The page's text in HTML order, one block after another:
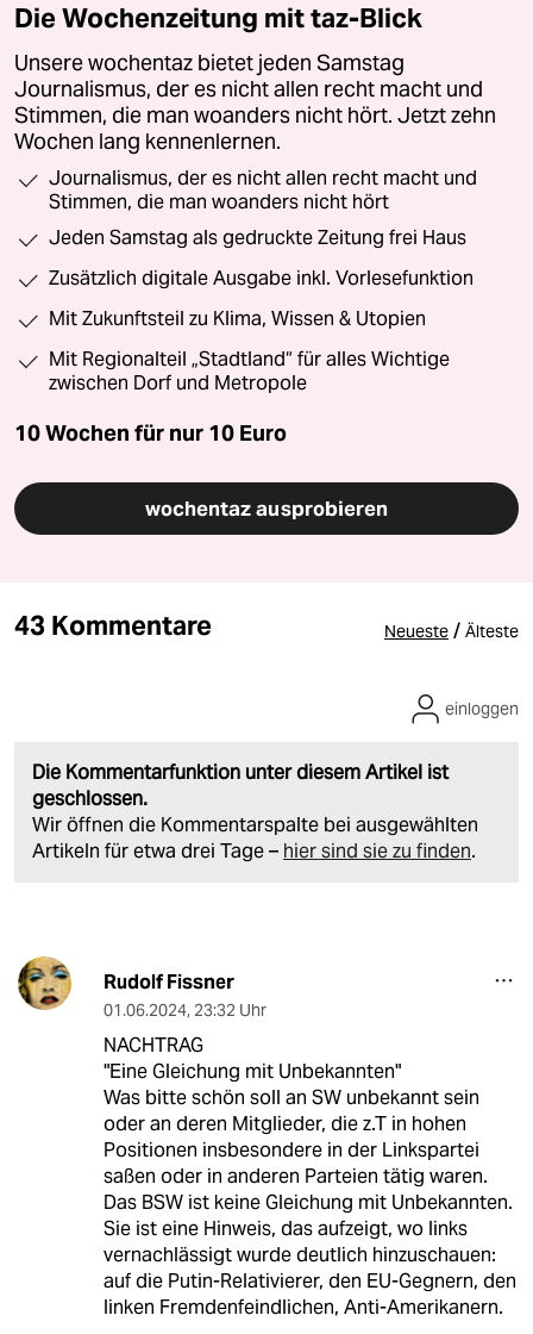
Die Wochenzeitung mit taz-Blick
Unsere wochentaz bietet jeden Samstag
Journalismus, der es nicht allen recht macht und
Stimmen, die man woanders nicht hört. Jetzt zehn
Wochen lang kennenlernen.
Journalismus, der es nicht allen recht macht und
Stimmen, die man woanders nicht hört
Jeden Samstag als gedruckte Zeitung frei Haus
Zusätzlich digitale Ausgabe inkl. Vorlesefunktion
Mit Zukunftsteil zu Klima, Wissen & Utopien
Mit Regionalteil „Stadtland“ für alles Wichtige
zwischen Dorf und Metropole
10 Wochen für nur 10 Euro
wochentaz ausprobieren
43 Kommentare Neueste / Älteste
Die Kommentarfunktion unter diesem Artikel ist
geschlossen.
Wir öffnen die Kommentarspalte bei ausgewählten
Artikeln für etwa drei Tage – hier sind sie zu finden.
einloggen
Rudolf Fissner
01.06.2024, 23:32 Uhr
NACHTRAG
"Eine Gleichung mit Unbekannten"
Was bitte schön soll an SW unbekannt sein
oder an deren Mitglieder, die z.T in hohen
Positionen insbesondere in der Linkspartei
saßen oder in anderen Parteien tätig waren.
Das BSW ist keine Gleichung mit Unbekannten.
Sie ist eine Hinweis, das aufzeigt, wo links
vernachlässigt wurde deutlich hinzuschauen:
auf die Putin-Relativierer, den EU-Gegnern, den
linken Fremdenfeindlichen, Anti-Amerikanern.